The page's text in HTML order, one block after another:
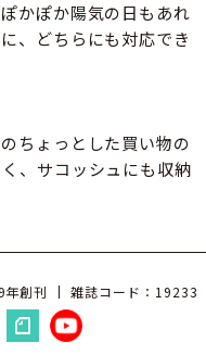
かぽか陽気の日もあれ
、どちらにも対応でき
ちょっとした買い物の
、サコッシュにも収納
年創刊 雑誌コード：19233